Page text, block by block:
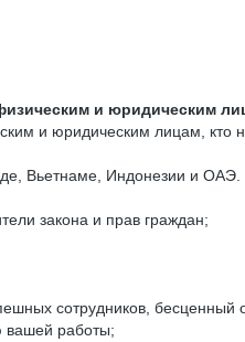
и юридическим
и юридическим лицам,
Вьетнаме, Индонезии и ОАЭ.
закона и прав граждан;
сотрудников, бесценный
вашей работы;